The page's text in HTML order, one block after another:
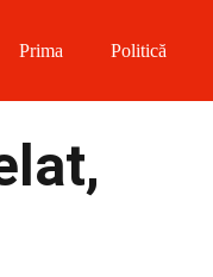
Prima Politică